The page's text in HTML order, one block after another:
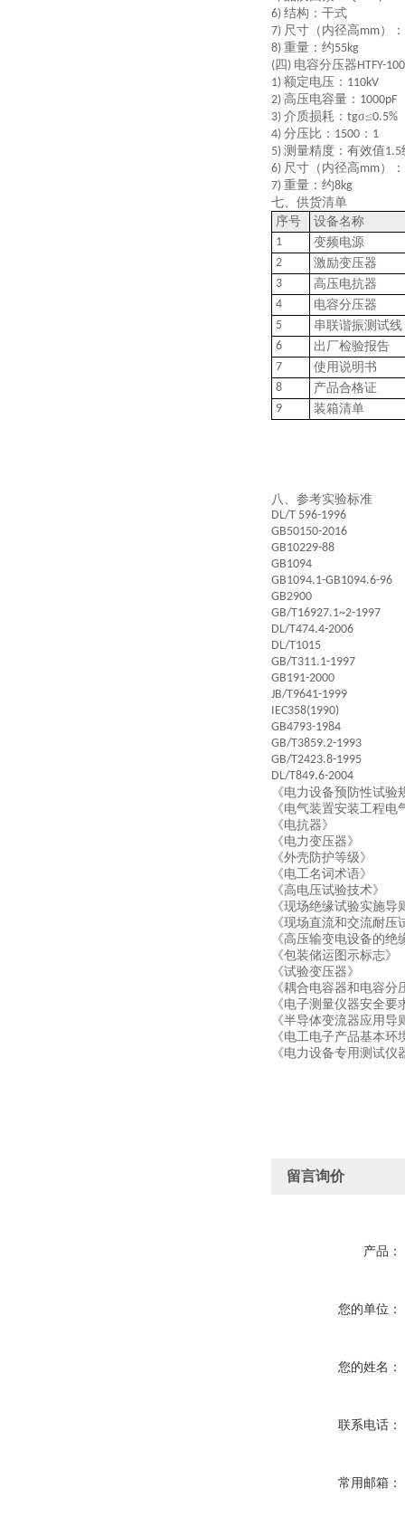
6) 结构：干式
7) 尺寸（内径高mm）
8) 重量：约55kg
(四 ) 电容分压器HTFY-
1) 额定电压： 110kV
2) 高压电容量： 1000pF
3) 介质损耗： tgσ≤0.5%
4) 分压比： 1500 ： 1
5) 测量精度：有效值1.5
6) 尺寸（内径高mm）
7) 重量：约8kg
七、供货清单
序号
设备名称
1
变频电源
2
激励变压器
3
高压电抗器
4
电容分压器
5
串联谐振测试线
6
出厂检验报告
7
使用说明书
8
产品合格证
9
装箱清单
八、参考实验标准
DL/T 596-1996
GB50150-2016
GB10229-88
GB1094
GB1094.1-GB1094.6-96
GB2900
GB/T16927.1~2-1997
DL/T474.4-2006
DL/T1015
GB/T311.1-1997
GB191-2000
JB/T9641-1999
IEC358(1990)
GB4793-1984
GB/T3859.2-1993
GB/T2423.8-1995
DL/T849.6-2004
《电力设备预防性试验
《电气装置安装工程
《电抗器》
《电力变压器》
《外壳防护等级》
《电工名词术语》
《高电压试验技术》
《现场绝缘试验实施
《现场直流和交流耐
《高压输变电设备的绝
《包装储运图示标志》
《试验变压器》
《耦合电容器和电容分
《电子测量仪器安全要
《半导体变流器应用导
《电工电子产品基本环
《电力设备专用测试
留言询价
产品：
您的单位：
您的姓名：
联系电话：
常用邮箱：